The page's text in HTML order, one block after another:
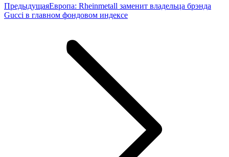
ПредыдущаяПредыдущая
запись:
Европа: Rheinmetall заменит владельца брэнда
Gucci в главном фондовом индексе